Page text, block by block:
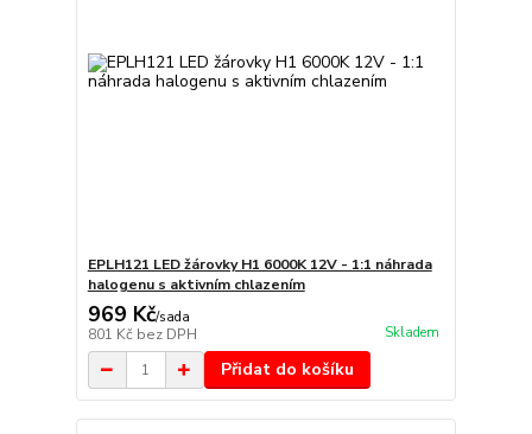
EPLH121 LED žárovky H1 6000K 12V - 1:1 náhrada
halogenu s aktivním chlazením
969 Kč/sada
801 Kč bez DPH Skladem
Přidat do košíku